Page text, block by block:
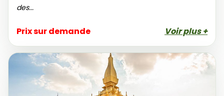
des...
Prix sur demande Voir plus +